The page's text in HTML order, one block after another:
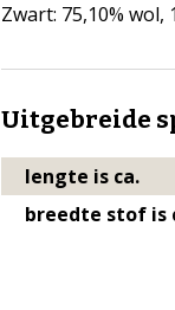
Zwart: 75,10% wol,
Uitgebreide
lengte is ca.
breedte stof is